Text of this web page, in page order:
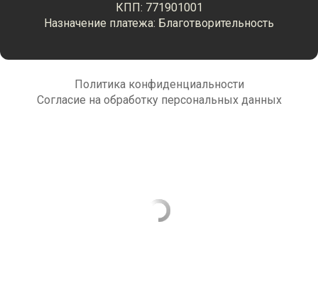
КПП: 771901001
Назначение платежа: Благотворительность
Политика конфиденциальности
Согласие на обработку персональных данных